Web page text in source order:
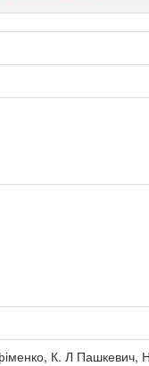
К. Л Пашкевич,